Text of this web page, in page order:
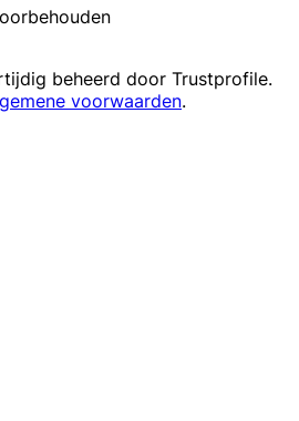
beheerd door Trustprofile.
voorwaarden.